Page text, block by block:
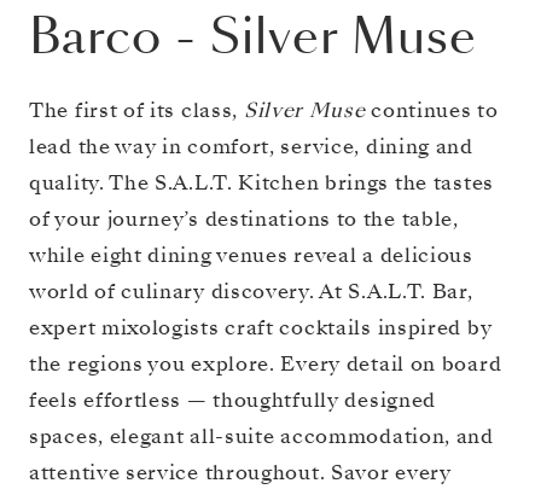
Barco - Silver Muse
The first of its class, Silver Musecontinues to
lead the way in comfort, service, dining and
quality. The S.A.L.T. Kitchen brings the tastes
of your journey’s destinations to the table,
while eight dining venues reveal a delicious
world of culinary discovery. At S.A.L.T. Bar,
expert mixologists craft cocktails inspired by
the regions you explore. Every detail on board
feels effortless — thoughtfully designed
spaces, elegant all-suite accommodation, and
attentive service throughout. Savor every